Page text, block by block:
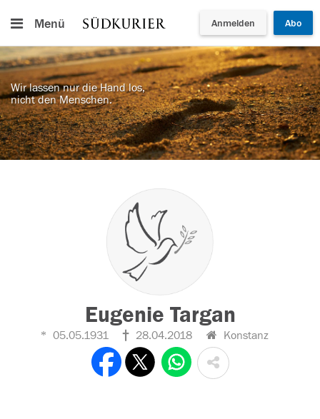
Menü Anmelden Abo
Wir lassen nur die Hand los,
nicht den Menschen.
Eugenie Targan
05.05.1931 28.04.2018 Konstanz